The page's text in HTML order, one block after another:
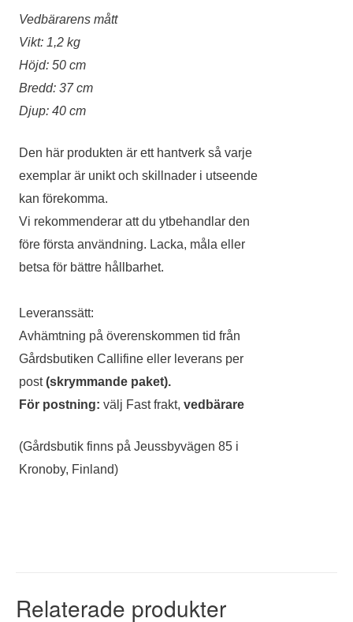
Vedbärarens mått
Vikt: 1,2 kg
Höjd: 50 cm
Bredd: 37 cm
Djup: 40 cm
Den här produkten är ett hantverk så varje
exemplar är unikt och skillnader i utseende
kan förekomma.
Vi rekommenderar att du ytbehandlar den
före första användning. Lacka, måla eller
betsa för bättre hållbarhet.
Leveranssätt:
Avhämtning på överenskommen tid från
Gårdsbutiken Callifine eller leverans per
post(skrymmande paket).
För postning:välj Fast frakt, vedbärare
(Gårdsbutik finns på Jeussbyvägen 85 i
Kronoby, Finland)
Relaterade produkter